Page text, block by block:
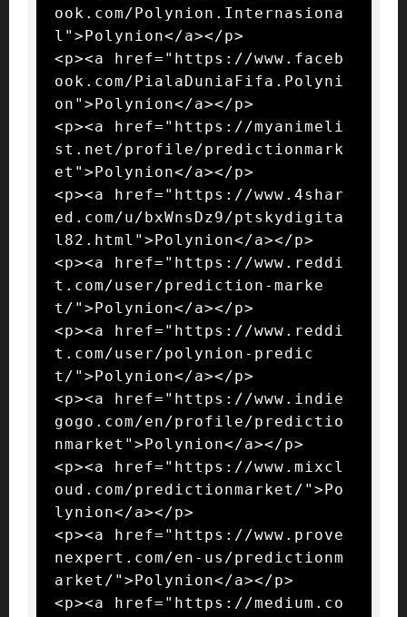
ook.com/Polynion.Internasiona
l">Polynion</a></p>
<p><a href="https://www.faceb
ook.com/PialaDuniaFifa.Polyni
on">Polynion</a></p>
<p><a href="https://myanimeli
st.net/profile/predictionmark
et">Polynion</a></p>
<p><a href="https://www.4shar
ed.com/u/bxWnsDz9/ptskydigita
l82.html">Polynion</a></p>
<p><a href="https://www.reddi
t.com/user/prediction-marke
t/">Polynion</a></p>
<p><a href="https://www.reddi
t.com/user/polynion-predic
t/">Polynion</a></p>
<p><a href="https://www.indie
gogo.com/en/profile/predictio
nmarket">Polynion</a></p>
<p><a href="https://www.mixcl
oud.com/predictionmarket/">Po
lynion</a></p>
<p><a href="https://www.prove
nexpert.com/en-us/predictionm
arket/">Polynion</a></p>
<p><a href="https://medium.co